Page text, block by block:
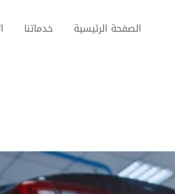
الصفحة الرئيسية خدماتنا